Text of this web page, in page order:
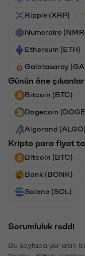
Ripple (XRP)
Numeraire
Ethereum (ETH)
Galatasaray
Günün öne
Bitcoin (BTC)
Dogecoin
Algorand (ALGO)
Kripto para fiyat
Bitcoin (BTC)
Bonk (BONK)
Solana (SOL)
Sorumluluk reddi
Bu sayfada yer alan